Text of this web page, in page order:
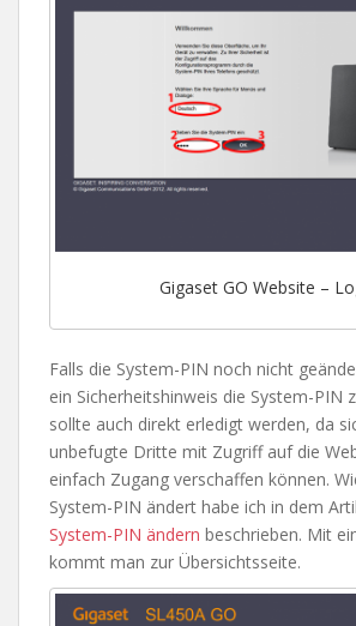
Gigaset GO Website –
Falls die System-PIN noch nicht
ein Sicherheitshinweis die System-PIN
sollte auch direkt erledigt werden, da
unbefugte Dritte mit Zugriff auf die
einfach Zugang verschaffen können.
System-PIN ändert habe ich in dem
System-PIN ändern beschrieben. Mit
kommt man zur Übersichtsseite.